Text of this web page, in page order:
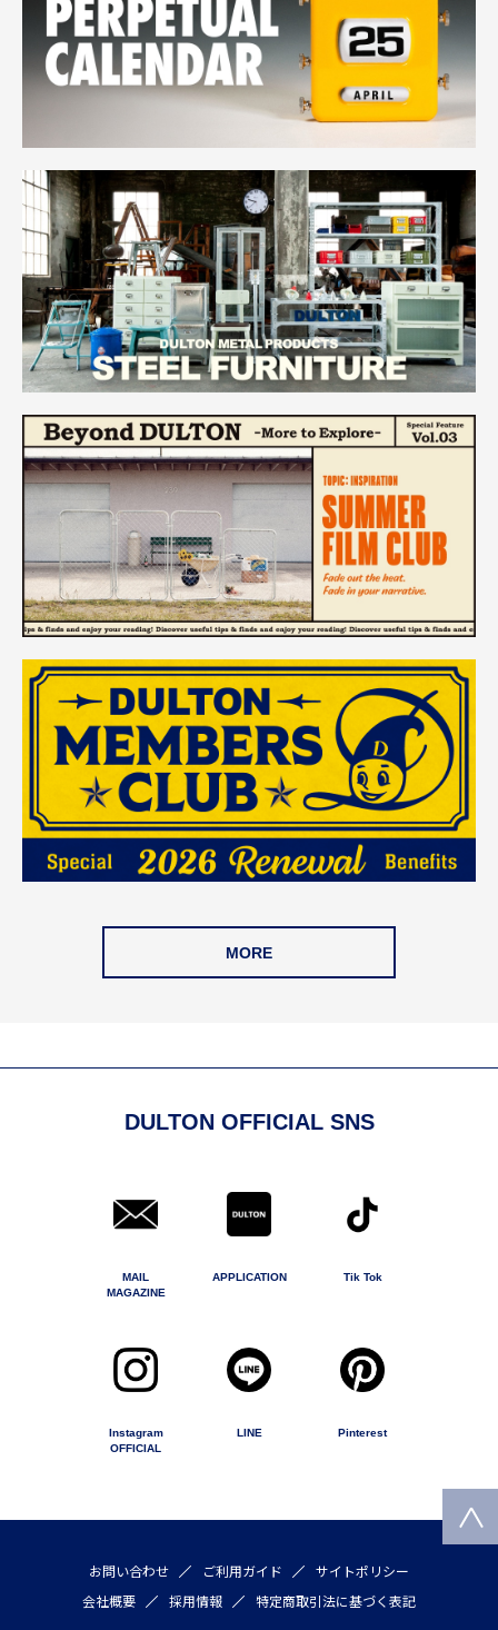
MORE
DULTON OFFICIAL SNS
MAIL
MAGAZINE
APPLICATION Tik Tok
Instagram
OFFICIAL
LINE Pinterest
お問い合わせ ご利用ガイド
サイトポリシー
会社概要
採用情報 特定商取引法に基づく表記